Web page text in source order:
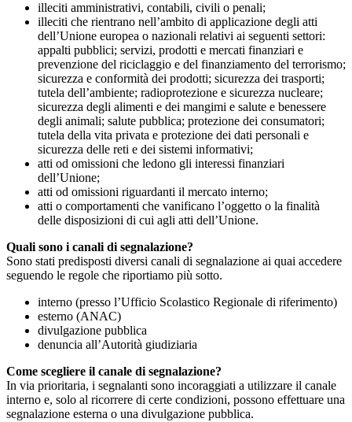
illeciti amministrativi, contabili, civili o penali;
illeciti che rientrano nell’ambito di applicazione degli atti
dell’Unione europea o nazionali relativi ai seguenti settori:
appalti pubblici; servizi, prodotti e mercati finanziari e
prevenzione del riciclaggio e del finanziamento del terrorismo;
sicurezza e conformità dei prodotti; sicurezza dei trasporti;
tutela dell’ambiente; radioprotezione e sicurezza nucleare;
sicurezza degli alimenti e dei mangimi e salute e benessere
degli animali; salute pubblica; protezione dei consumatori;
tutela della vita privata e protezione dei dati personali e
sicurezza delle reti e dei sistemi informativi;
atti od omissioni che ledono gli interessi finanziari
dell’Unione;
atti od omissioni riguardanti il mercato interno;
atti o comportamenti che vanificano l’oggetto o la finalità
delle disposizioni di cui agli atti dell’Unione.
Quali sono i canali di segnalazione?
Sono stati predisposti diversi canali di segnalazione ai quai accedere
seguendo le regole che riportiamo più sotto.
interno (presso l’Ufficio Scolastico Regionale di riferimento)
esterno (ANAC)
divulgazione pubblica
denuncia all’Autorità giudiziaria
Come scegliere il canale di segnalazione?
In via prioritaria, i segnalanti sono incoraggiati a utilizzare il canale
interno e, solo al ricorrere di certe condizioni, possono effettuare una
segnalazione esterna o una divulgazione pubblica.